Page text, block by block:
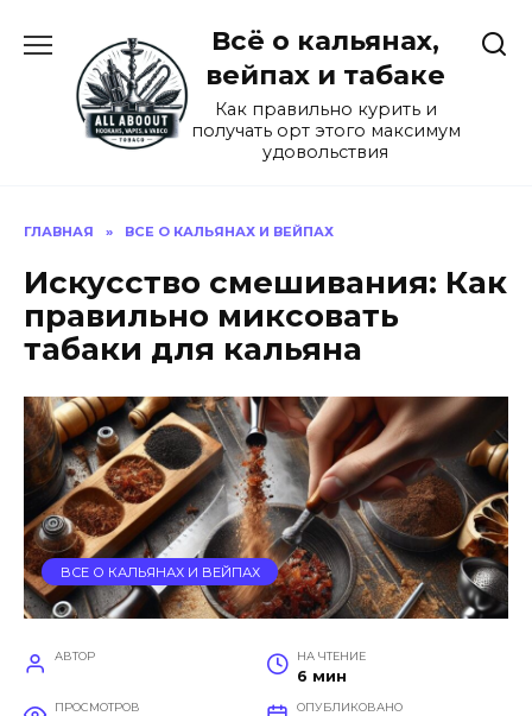
содержанию
Всё о кальянах,
вейпах и табаке
Как правильно курить и
получать орт этого максимум
удовольствия
ГЛАВНАЯ » ВСЕ О КАЛЬЯНАХ И ВЕЙПАХ
Искусство смешивания: Как
правильно миксовать
табаки для кальяна
ВСЕ О КАЛЬЯНАХ И ВЕЙПАХ
АВТОР НА ЧТЕНИЕ
6 мин
ПРОСМОТРОВ ОПУБЛИКОВАНО